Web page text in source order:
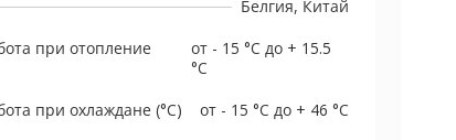
Белгия, Китай
при отопление
от - 15 °C до + 15.5
°C
при охлаждане (°C)
от - 15 °C до + 46 °C